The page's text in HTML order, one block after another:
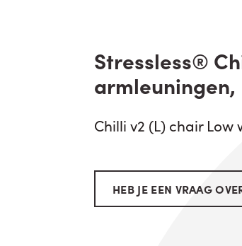
Stressless®
armleuningen,
Chilli v2 (L) chair Low
HEB JE EEN VRAAG